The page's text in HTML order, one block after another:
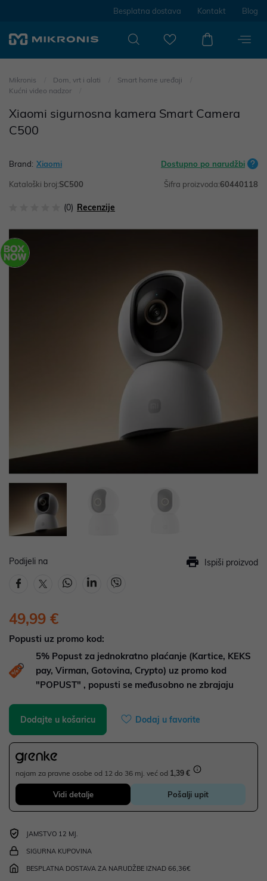
Besplatna dostava Kontakt Blog
Mikronis Dom, vrt i alati
Smart home uređaji
Kućni video nadzor
Xiaomi sigurnosna kamera Smart Camera
C500
Brand: Xiaomi Dostupno po narudžbi
Kataloški broj:SC500 Šifra proizvoda:60440118
(0) Recenzije
Podijeli na Ispiši proizvod
49,99 €
Popusti uz promo kod:
5% Popust za jednokratno plaćanje (Kartice, KEKS
pay, Virman, Gotovina, Crypto) uz promo kod
"POPUST" , popusti se međusobno ne zbrajaju
Dodajte u košaricu Dodaj u favorite
najam za pravne osobe od 12 do 36 mj. već od 1,39 €
Vidi detalje Pošalji upit
JAMSTVO 12 MJ.
SIGURNA KUPOVINA
BESPLATNA DOSTAVA ZA NARUDŽBE IZNAD 66,36€